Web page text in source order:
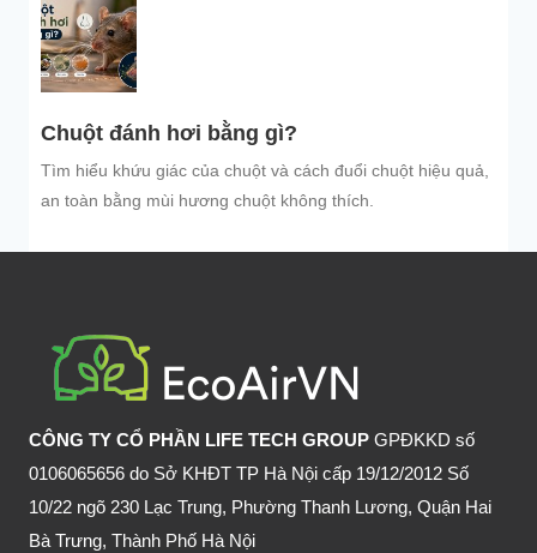
Chuột đánh hơi bằng gì?
Tìm hiểu khứu giác của chuột và cách đuổi chuột hiệu quả,
an toàn bằng mùi hương chuột không thích.
CÔNG TY CỔ PHẦN LIFE TECH GROUP GPĐKKD số
0106065656 do Sở KHĐT TP Hà Nội cấp 19/12/2012 Số
10/22 ngõ 230 Lạc Trung, Phường Thanh Lương, Quận Hai
Bà Trưng, Thành Phố Hà Nội